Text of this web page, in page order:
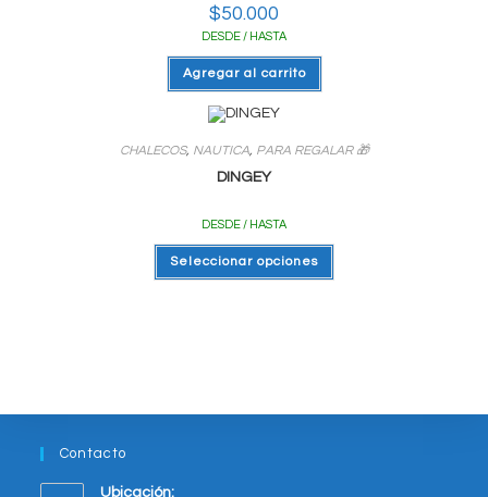
$50.000
DESDE / HASTA
Agregar al carrito
CHALECOS, NAUTICA, PARA REGALAR 🎁
DINGEY
DESDE / HASTA
Seleccionar opciones
tiene
la
Contacto
Ubicación: